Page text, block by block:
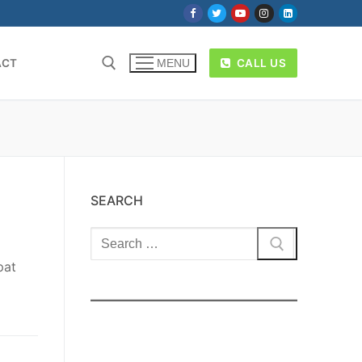
MENU CALL US
SEARCH
Cari: